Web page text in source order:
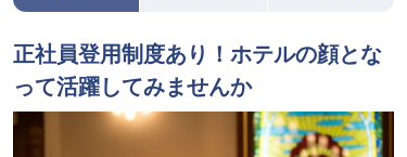
正社員登用制度あり！ホテルの顔とな
って活躍してみませんか